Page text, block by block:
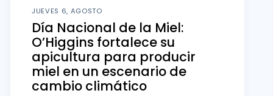
JUEVES 6, AGOSTO
Día Nacional de la Miel:
O’Higgins fortalece su
apicultura para producir
miel en un escenario de
cambio climático